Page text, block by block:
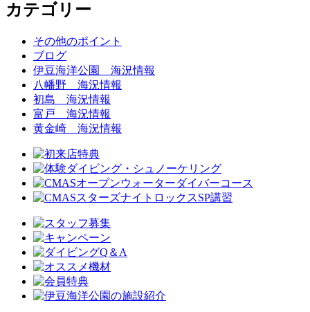
カテゴリー
その他のポイント
ブログ
伊豆海洋公園 海況情報
八幡野 海況情報
初島 海況情報
富戸 海況情報
黄金崎 海況情報